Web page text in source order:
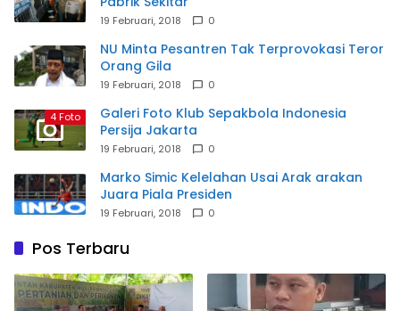
19 Februari, 2018 0
NU Minta Pesantren Tak Terprovokasi Teror
Orang Gila
19 Februari, 2018 0
4 Foto
Galeri Foto Klub Sepakbola Indonesia
Persija Jakarta
19 Februari, 2018 0
Marko Simic Kelelahan Usai Arak arakan
Juara Piala Presiden
19 Februari, 2018 0
Pos Terbaru